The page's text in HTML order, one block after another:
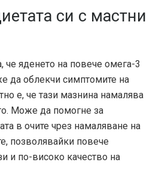
си с мастни
че яденето на повече омега-3
да облекчи симптомите на
е, че тази мазнина намалява
Може да помогне за
в очите чрез намаляване на
позволявайки повече
и по-високо качество на